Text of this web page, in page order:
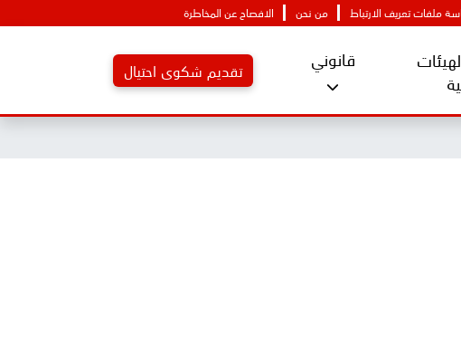
ملفات تعريف الارتباط من نحن الافصاح عن المخاطرة
قانوني تقديم شكوى احتيال